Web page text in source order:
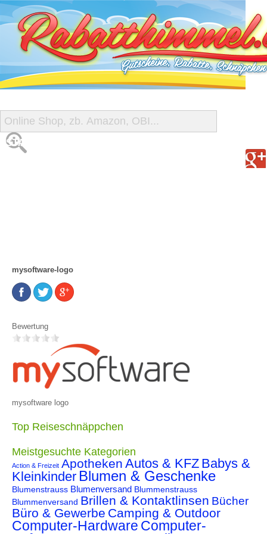
START
mysoftware-logo
Bewertung
mysoftware logo
Top Reiseschnäppchen
Meistgesuchte Kategorien
Action & Freizeit Apotheken Autos & KFZ Babys &
Kleinkinder Blumen & Geschenke
Blumenstrauss Blumenversand Blummenstrauss
Blummenversand Brillen & Kontaktlinsen Bücher
Büro & Gewerbe Camping & Outdoor
Computer-Hardware Computer-